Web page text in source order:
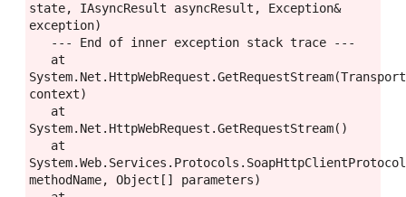
state, IAsyncResult asyncResult, Exception&
exception)
context)
System.Net.HttpWebRequest.GetRequestStream()
methodName, Object[] parameters)